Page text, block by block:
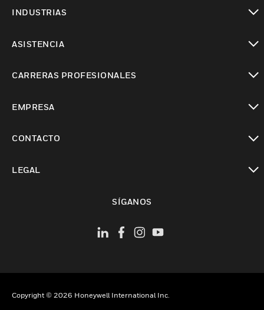
INDUSTRIAS
ASISTENCIA
CARRERAS PROFESIONALES
EMPRESA
CONTACTO
LEGAL
SÍGANOS
Copyright © 2026 Honeywell International Inc.